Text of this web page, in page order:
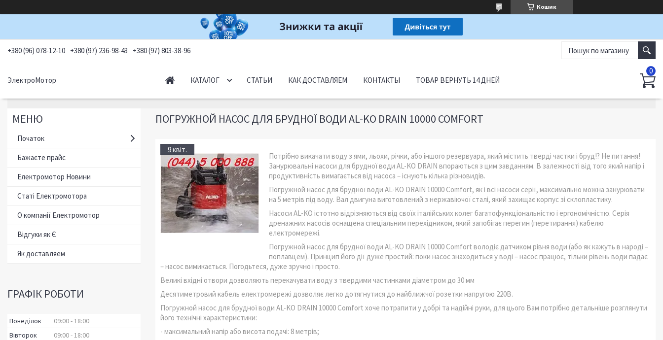
Кошик
+380 (96) 078-12-10 +380 (97) 236-98-43 +380 (97) 803-38-96
ЭлектроМотор КАТАЛОГ СТАТЬИ КАК ДОСТАВЛЯЕМ КОНТАКТЫ ТОВАР ВЕРНУТЬ 14 ДНЕЙ
ПОГРУЖНОЙ НАСОС ДЛЯ БРУДНОЇ ВОДИ AL-KO DRAIN 10000 COMFORT
9 квіт.
Потрібно викачати воду з ями, льохи, річки, або іншого резервуара, який містить тверді частки і бруд!? Не питання!
Занурювальні насоси для брудної води AL-KO DRAIN впораються з цим завданням. В залежності від того який напір і
продуктивність вимагається від насоса – існують кілька різновидів.
Погружной насос для брудної води AL-KO DRAIN 10000 Comfort, як і всі насоси серії, максимально можна занурювати
на 5 метрів під воду. Вал двигуна виготовлений з нержавіючої сталі, який захищає корпус зі склопластику.
Насоси AL-KO істотно відрізняються від своїх італійських колег багатофункціональністю і ергономічністю. Серія
дренажних насосів оснащена спеціальним перехідником, який запобігає перегин (перетирання) кабелю
електромережі.
Погружной насос для брудної води AL-KO DRAIN 10000 Comfort володіє датчиком рівня води (або як кажуть в народі –
поплавцем). Принцип його дії дуже простий: поки насос знаходиться у воді – насос працює, тільки рівень води падає
– насос вимикається. Погодьтеся, дуже зручно і просто.
Великі вхідні отвори дозволяють перекачувати воду з твердими частинками діаметром до 30 мм
Десятиметровий кабель електромережі дозволяє легко дотягнутися до найближчої розетки напругою 220В.
Погружной насос для брудної води AL-KO DRAIN 10000 Comfort хоче потрапити у добрі та надійні руки, для цього Вам потрібно детальніше розглянути
його технічні характеристики:
- максимальний напір або висота подачі: 8 метрів;
Початок
Бажаєте прайс
Електромотор Новини
Статі Електромотора
О компанії Електромотор
Відгуки як Є
Як доставляем
ГРАФІК РОБОТИ
Понеділок 09:00 18:00
Вівторок
09:00 18:00